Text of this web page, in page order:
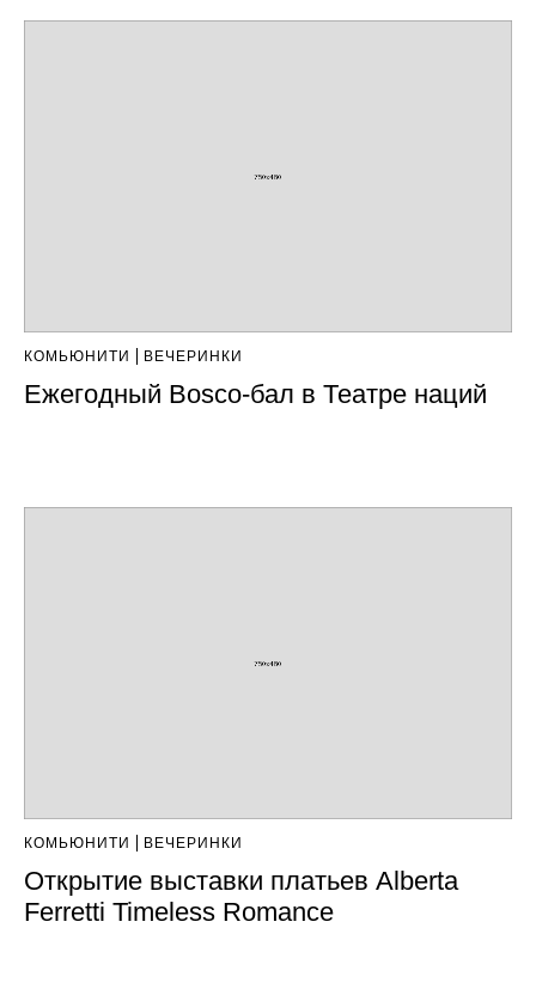
КОМЬЮНИТИ ВЕЧЕРИНКИ
Ежегодный Bosco-бал в Театре наций
КОМЬЮНИТИ ВЕЧЕРИНКИ
Открытие выставки платьев Alberta
Ferretti Timeless Romance